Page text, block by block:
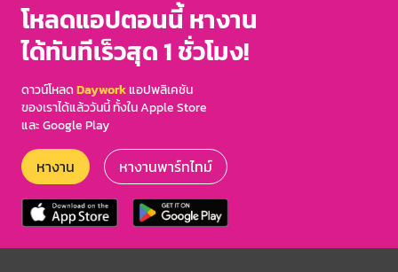
โหลดแอปตอนนี้ หางาน
ได้ทันทีเร็วสุด 1 ชั่วโมง!
ดาวน์โหลดDayworkแอปพลิเคชัน
ของเราได้แล้ววันนี้ ทั้งใน Apple Store
และ Google Play
หางาน หางานพาร์ทไทม์